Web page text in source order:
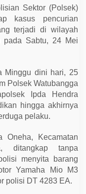
Sektor (Polsek)
kasus pencurian
terjadi di wilayah
pada Sabtu, 24 Mei
Minggu dini hari, 25
Polsek Watubangga
Ipda Hendra
hingga akhirnya
pelaku.
Oneha, Kecamatan
ditangkap tanpa
menyita barang
Yamaha Mio M3
polisi DT 4283 EA.